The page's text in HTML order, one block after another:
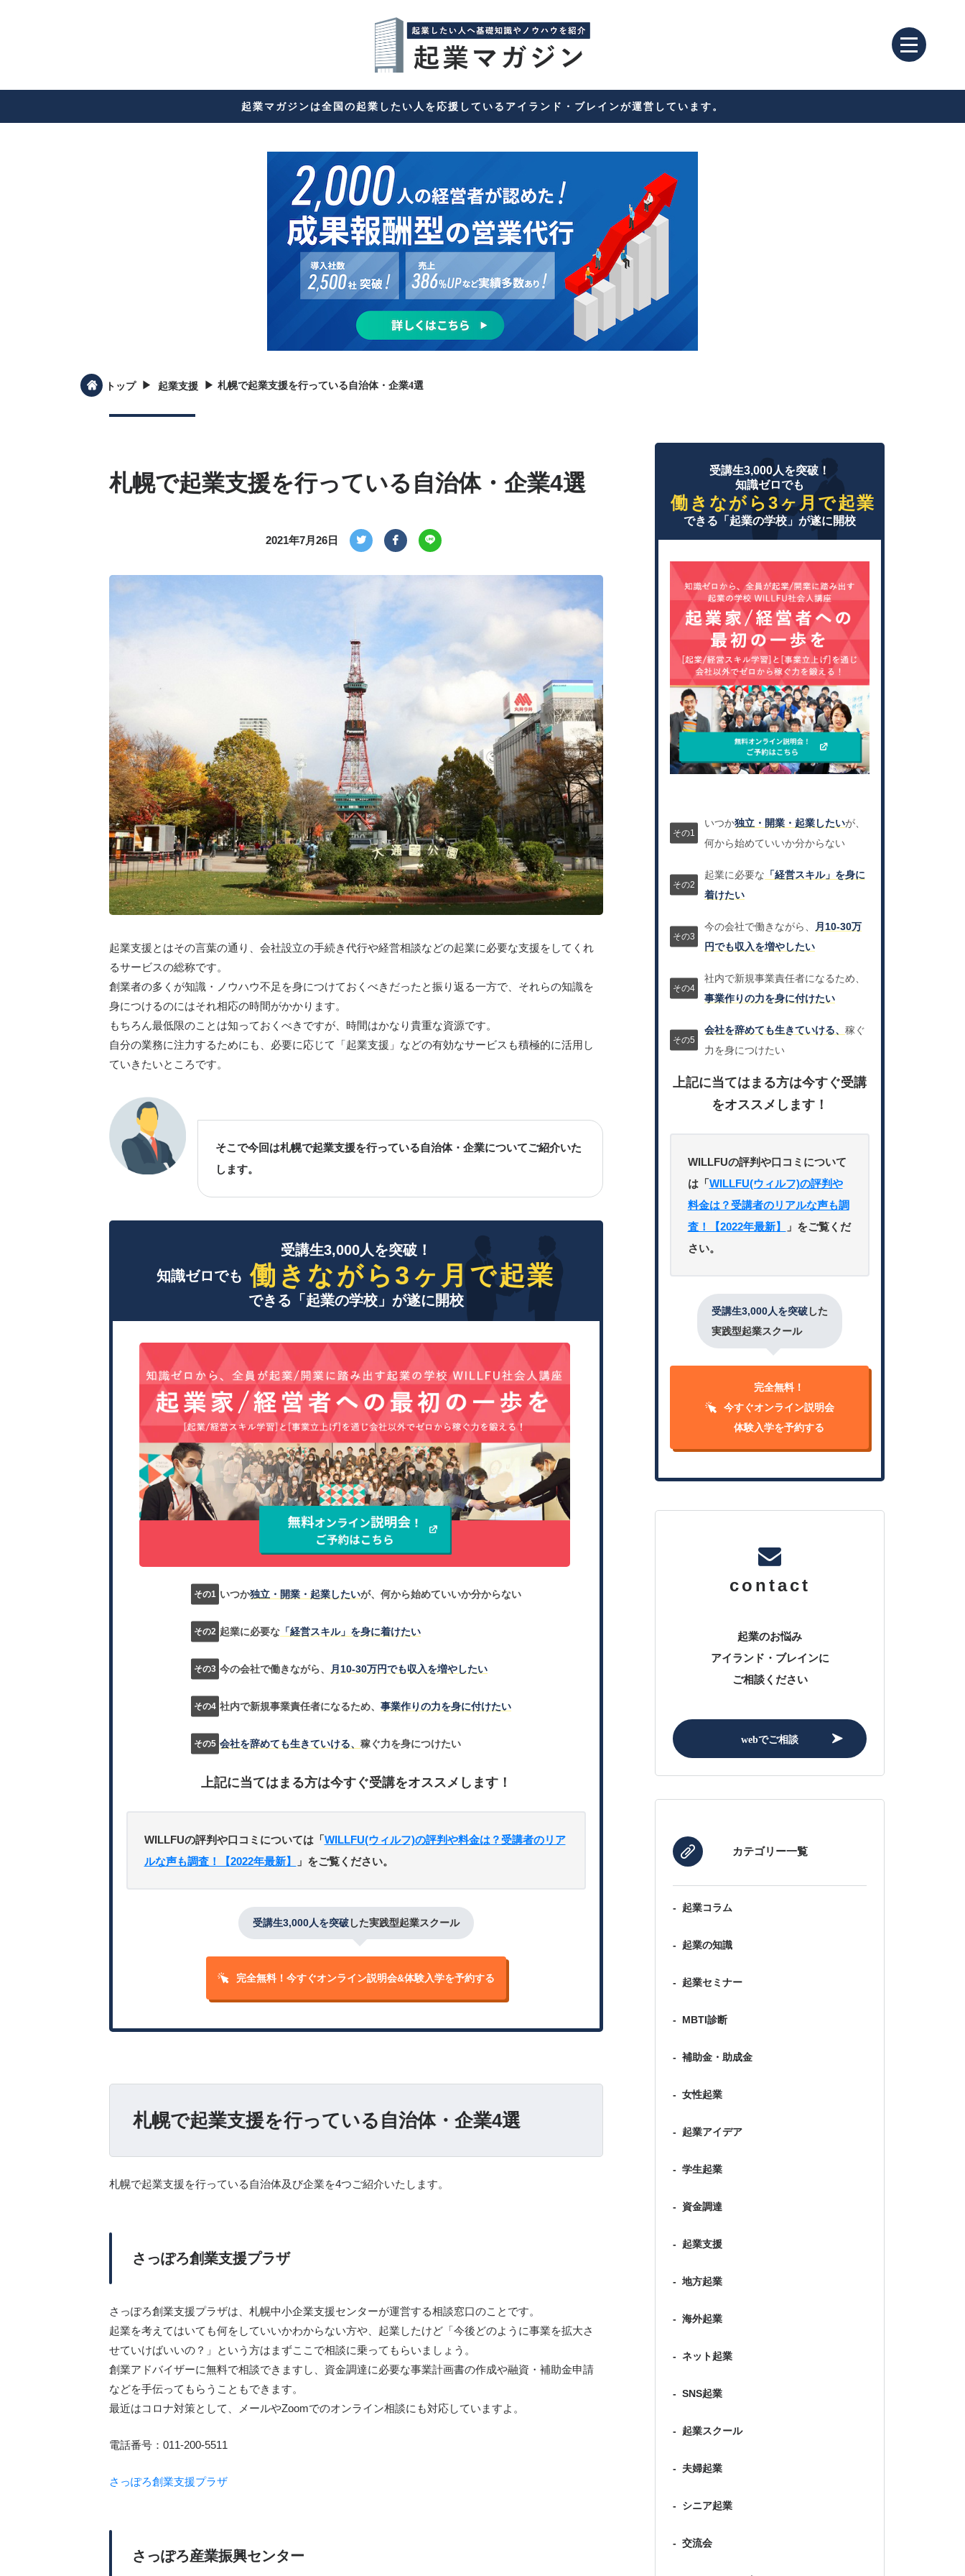
起業マガジンは全国の起業したい人を応援しているアイランド・ブレインが運営しています。
トップ ▶︎ 起業支援 ▶︎ 札幌で起業支援を行っている自治体・企業4選
札幌で起業支援を行っている自治体・企業4選
2021年7月26日
起業支援とはその言葉の通り、会社設立の手続き代行や経営相談などの起業に必要な支援をしてくれ
るサービスの総称です。
創業者の多くが知識・ノウハウ不足を身につけておくべきだったと振り返る一方で、それらの知識を
身につけるのにはそれ相応の時間がかかります。
もちろん最低限のことは知っておくべきですが、時間はかなり貴重な資源です。
自分の業務に注力するためにも、必要に応じて「起業支援」などの有効なサービスも積極的に活用し
ていきたいところです。
そこで今回は札幌で起業支援を行っている自治体・企業についてご紹介いた
します。
受講生3,000人を突破！
知識ゼロでも 働きながら3ヶ月で起業
できる「起業の学校」が遂に開校
いつか独立・開業・起業したいが、何から始めていいか分からない
起業に必要な 「経営スキル」を身に着けたい
今の会社で働きながら、 月10-30万円でも収入を増やしたい
社内で新規事業責任者になるため、 事業作りの力を身に付けたい
会社を辞めても生きていける、 稼ぐ力を身につけたい
上記に当てはまる方は今すぐ受講をオススメします！
WILLFUの評判や口コミについては「WILLFU(ウィルフ)の評判や料金は？受講者のリア
ルな声も調査！【2022年最新】
」をご覧ください。
受講生3,000人を突破した実践型起業スクール
完全無料！ 今すぐオンライン説明会&体験入学を予約する
札幌で起業支援を行っている自治体・企業4選
札幌で起業支援を行っている自治体及び企業を4つご紹介いたします。
さっぽろ創業支援プラザ
さっぽろ創業支援プラザは、札幌中小企業支援センターが運営する相談窓口のことです。
起業を考えてはいても何をしていいかわからない方や、起業したけど「今後どのように事業を拡大さ
せていけばいいの？」という方はまずここで相談に乗ってもらいましょう。
創業アドバイザーに無料で相談できますし、資金調達に必要な事業計画書の作成や融資・補助金申請
などを手伝ってもらうこともできます。
最近はコロナ対策として、メールやZoomでのオンライン相談にも対応していますよ。
電話番号：011-200-5511
さっぽろ創業支援プラザ
さっぽろ産業振興センター
受講生3,000人を突破！
知識ゼロでも
働きながら3ヶ月で起業
できる「起業の学校」が遂に開校
いつか独立・開業・起業したいが、
何から始めていいか分からない
起業に必要な 「経営スキル」を身に
着けたい
今の会社で働きながら、
月10-30万
円でも収入を増やしたい
社内で新規事業責任者になるため、
事業作りの力を身に付けたい
会社を辞めても生きていける、 稼ぐ
力を身につけたい
上記に当てはまる方は今すぐ受講
をオススメします！
WILLFUの評判や口コミについて
は「WILLFU(ウィルフ)の評判や
料金は？受講者のリアルな声も調
査！【2022年最新】
」をご覧くだ
さい。
受講生3,000人を突破した
実践型起業スクール
完全無料！
今すぐオンライン説明会
体験入学を予約する
contact
起業のお悩み
アイランド・ブレインに
ご相談ください
webでご相談
カテゴリー一覧
- 起業コラム
- 起業の知識
- 起業セミナー
- MBTI診断
- 補助金・助成金
- 女性起業
- 起業アイデア
- 学生起業
- 資金調達
- 起業支援
- 地方起業
- 海外起業
- ネット起業
- SNS起業
- 起業スクール
- 夫婦起業
- シニア起業
- 交流会